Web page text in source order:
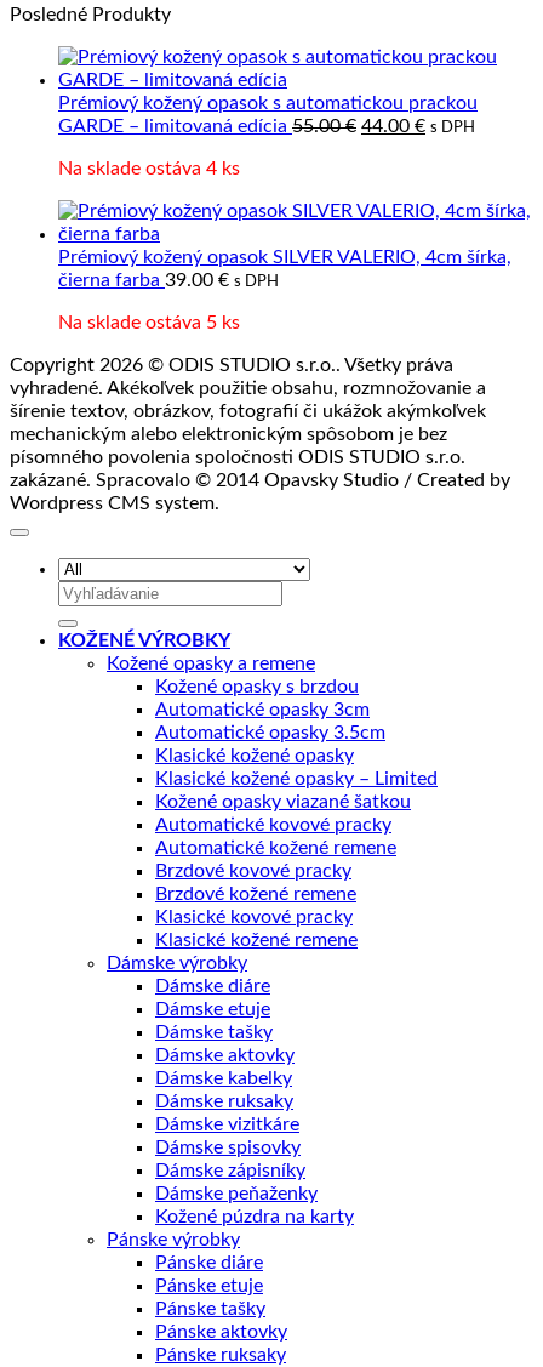
prírodná
a
jej
Posledné Produkty
Prémiový kožený opasok s automatickou prackou
GARDE – limitovaná edícia 55.00€ Pôvodná
44.00 €Aktuálna
s DPH
Na sklade ostáva 4 ks
Prémiový kožený opasok SILVER VALERIO, 4cm šírka,
čierna farba 39.00 € s DPH
Na sklade ostáva 5 ks
Copyright 2026 © ODIS STUDIO s.r.o.. Všetky práva
vyhradené. Akékoľvek použitie obsahu, rozmnožovanie a
šírenie textov, obrázkov, fotografií či ukážok akýmkoľvek
mechanickým alebo elektronickým spôsobom je bez
písomného povolenia spoločnosti ODIS STUDIO s.r.o.
zakázané. Spracovalo © 2014 Opavsky Studio / Created by
Wordpress CMS system.
Hľadať:
KOŽENÉ VÝROBKY
Kožené opasky a remene
Kožené opasky s brzdou
Automatické opasky 3cm
Automatické opasky 3.5cm
Klasické kožené opasky
Klasické kožené opasky – Limited
Kožené opasky viazané šatkou
Automatické kovové pracky
Automatické kožené remene
Brzdové kovové pracky
Brzdové kožené remene
Klasické kovové pracky
Klasické kožené remene
Dámske výrobky
Dámske diáre
Dámske etuje
Dámske tašky
Dámske aktovky
Dámske kabelky
Dámske ruksaky
Dámske vizitkáre
Dámske spisovky
Dámske zápisníky
Dámske peňaženky
Kožené púzdra na karty
Pánske výrobky
Pánske diáre
Pánske etuje
Pánske tašky
Pánske aktovky
Pánske ruksaky